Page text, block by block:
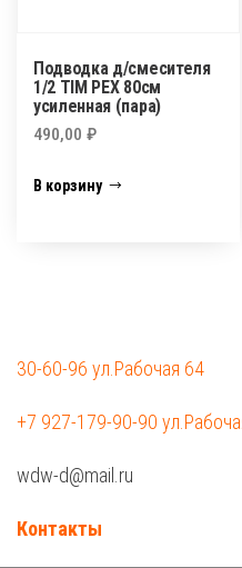
Подводка д/смесителя
1/2 TIM PEX 80см
усиленная (пара)
490,00 ₽
В корзину
30-60-96 ул.Рабочая 64
+7 927-179-90-90
wdw-d@mail.ru
Контакты